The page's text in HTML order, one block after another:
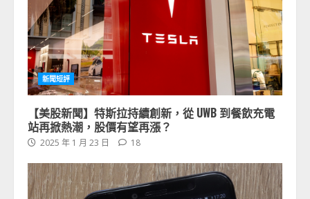
新聞短評
【美股新聞】特斯拉持續創新，從 UWB 到餐飲充電
站再掀熱潮，股價有望再漲？
2025 年 1 月 23 日 18